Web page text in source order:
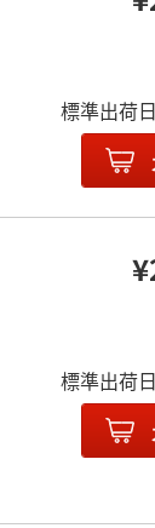
標準出荷
標準出荷